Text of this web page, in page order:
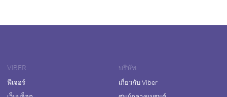
VIBER
ฟีเจอร์
บริษัท
เกี่ยวกับ Viber